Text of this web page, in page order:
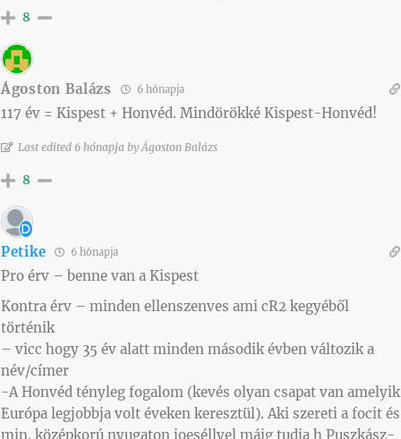
8
Ágoston Balázs 6 hónapja
117 év = Kispest + Honvéd. Mindörökké Kispest-Honvéd!
Last edited 6 hónapja by Ágoston Balázs
8
Petike 6 hónapja
Pro érv – benne van a Kispest
Kontra érv – minden ellenszenves ami cR2 kegyéből
történik
– vicc hogy 35 év alatt minden második évben változik a
név/címer
-A Honvéd tényleg fogalom (kevés olyan csapat van amelyik
Európa legjobbja volt éveken keresztül). Aki szereti a focit és
min. középkorú nyugaton joeséllyel máig tudja h Puszkász-